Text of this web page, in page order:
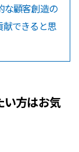
な顧客創造の
献できると思
い方はお気